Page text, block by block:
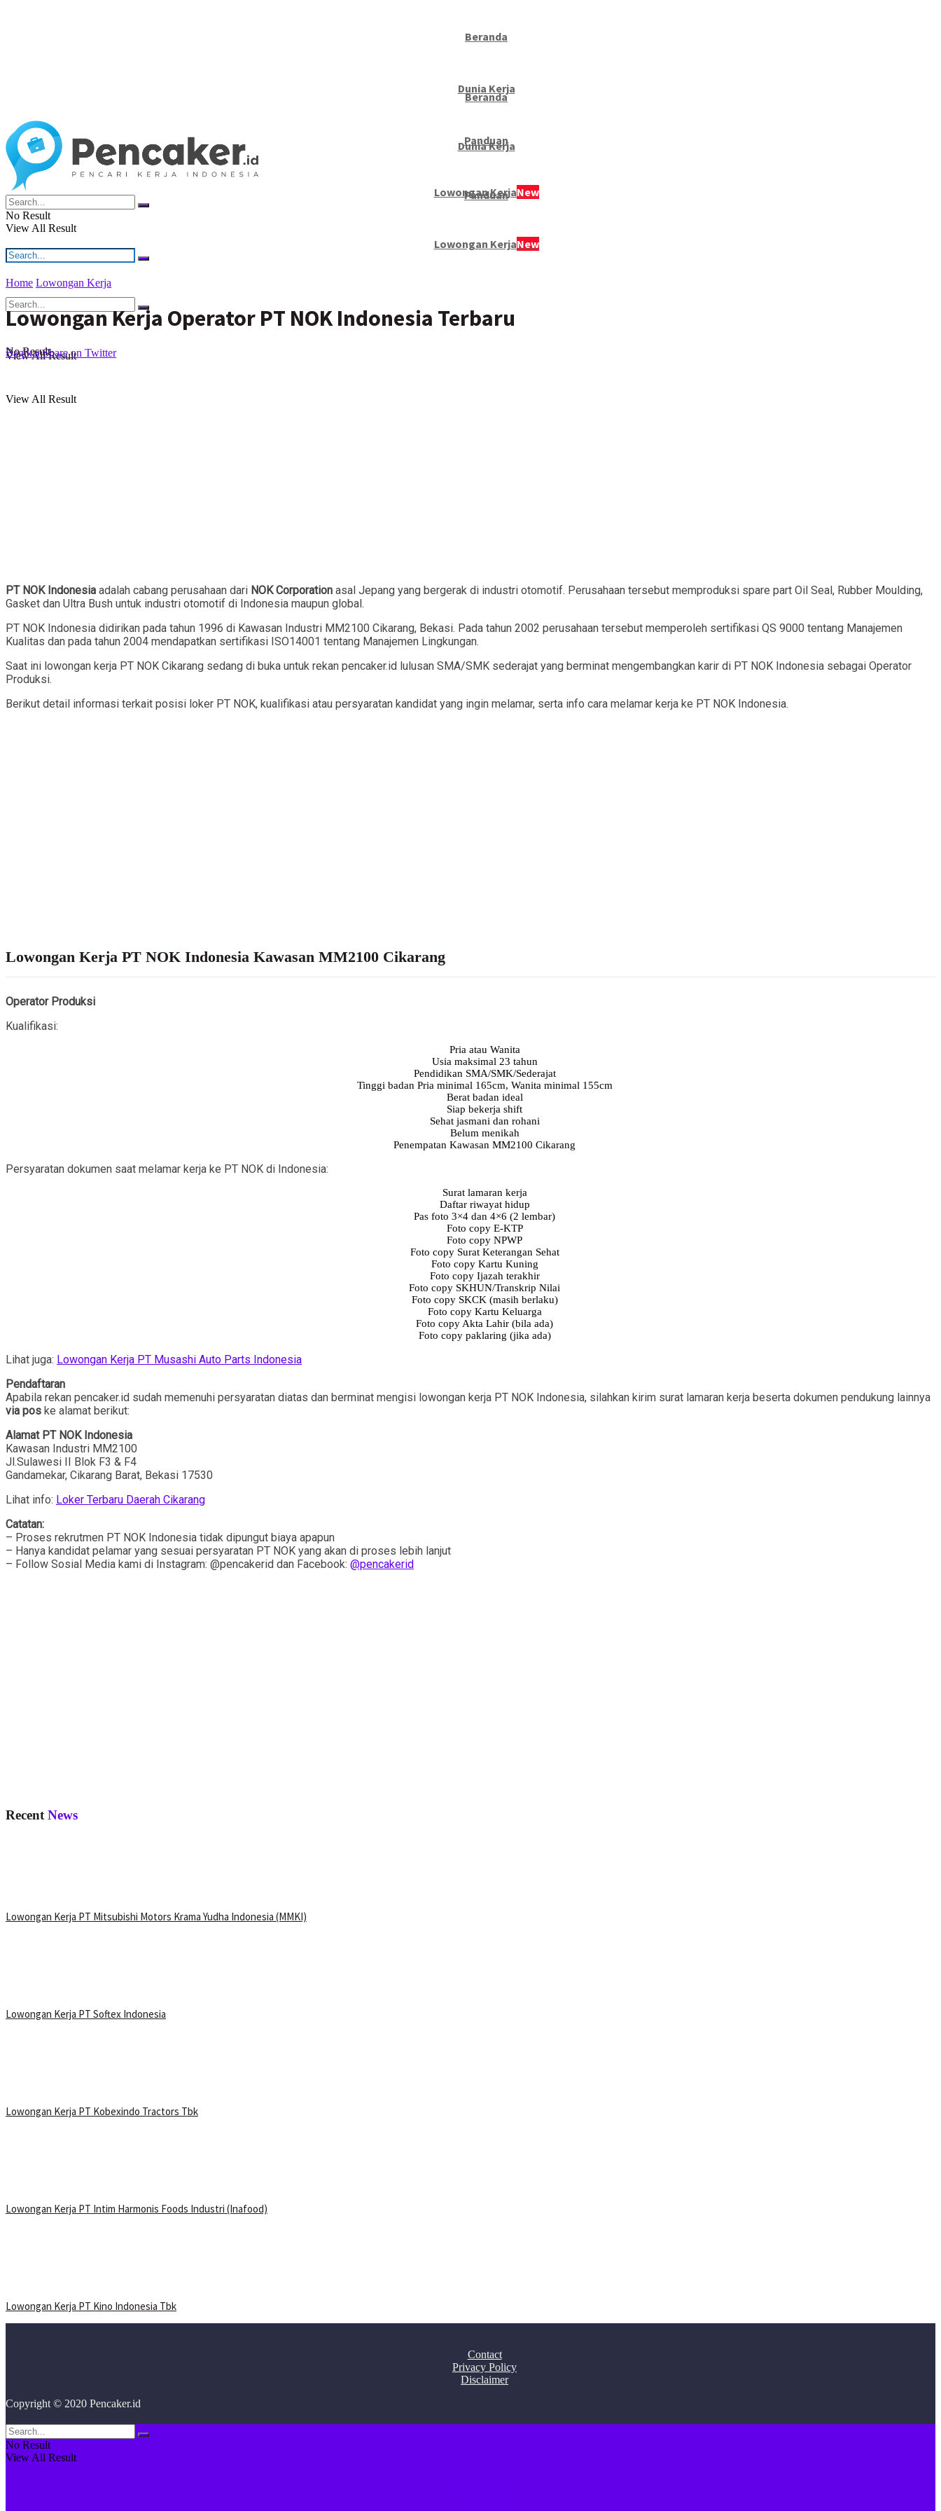
Beranda
Dunia Kerja
Panduan
Lowongan KerjaNew
No Result
View All Result
Beranda
Dunia Kerja
Panduan
Lowongan KerjaNew
No Result
View All Result
No Result
View All Result
Home Lowongan Kerja
Lowongan Kerja Operator PT NOK Indonesia Terbaru
BagikanShare on Twitter
PT NOK Indonesia adalah cabang perusahaan dari NOK Corporation asal Jepang yang bergerak di industri otomotif. Perusahaan tersebut memproduksi spare part Oil Seal, Rubber Moulding,
Gasket dan Ultra Bush untuk industri otomotif di Indonesia maupun global.
PT NOK Indonesia didirikan pada tahun 1996 di Kawasan Industri MM2100 Cikarang, Bekasi. Pada tahun 2002 perusahaan tersebut memperoleh sertifikasi QS 9000 tentang Manajemen
Kualitas dan pada tahun 2004 mendapatkan sertifikasi ISO14001 tentang Manajemen Lingkungan.
Saat ini lowongan kerja PT NOK Cikarang sedang di buka untuk rekan pencaker.id lulusan SMA/SMK sederajat yang berminat mengembangkan karir di PT NOK Indonesia sebagai Operator
Produksi.
Berikut detail informasi terkait posisi loker PT NOK, kualifikasi atau persyaratan kandidat yang ingin melamar, serta info cara melamar kerja ke PT NOK Indonesia.
Lowongan Kerja PT NOK Indonesia Kawasan MM2100 Cikarang
Operator Produksi
Kualifikasi:
Pria atau Wanita
Usia maksimal 23 tahun
Pendidikan SMA/SMK/Sederajat
Tinggi badan Pria minimal 165cm, Wanita minimal 155cm
Berat badan ideal
Siap bekerja shift
Sehat jasmani dan rohani
Belum menikah
Penempatan Kawasan MM2100 Cikarang
Persyaratan dokumen saat melamar kerja ke PT NOK di Indonesia:
Surat lamaran kerja
Daftar riwayat hidup
Pas foto 3×4 dan 4×6 (2 lembar)
Foto copy E-KTP
Foto copy NPWP
Foto copy Surat Keterangan Sehat
Foto copy Kartu Kuning
Foto copy Ijazah terakhir
Foto copy SKHUN/Transkrip Nilai
Foto copy SKCK (masih berlaku)
Foto copy Kartu Keluarga
Foto copy Akta Lahir (bila ada)
Foto copy paklaring (jika ada)
Lihat juga: Lowongan Kerja PT Musashi Auto Parts Indonesia
Pendaftaran
Apabila rekan pencaker.id sudah memenuhi persyaratan diatas dan berminat mengisi lowongan kerja PT NOK Indonesia, silahkan kirim surat lamaran kerja beserta dokumen pendukung lainnya
via pos ke alamat berikut:
Alamat PT NOK Indonesia
Kawasan Industri MM2100
Jl.Sulawesi II Blok F3 & F4
Gandamekar, Cikarang Barat, Bekasi 17530
Lihat info: Loker Terbaru Daerah Cikarang
Catatan:
– Proses rekrutmen PT NOK Indonesia tidak dipungut biaya apapun
– Hanya kandidat pelamar yang sesuai persyaratan PT NOK yang akan di proses lebih lanjut
– Follow Sosial Media kami di Instagram: @pencakerid dan Facebook: @pencakerid
RecentNews
Lowongan Kerja PT Mitsubishi Motors Krama Yudha Indonesia (MMKI)
Lowongan Kerja PT Softex Indonesia
Lowongan Kerja PT Kobexindo Tractors Tbk
Lowongan Kerja PT Intim Harmonis Foods Industri (Inafood)
Lowongan Kerja PT Kino Indonesia Tbk
Contact
Privacy Policy
Disclaimer
Copyright © 2020 Pencaker.id
No Result
View All Result